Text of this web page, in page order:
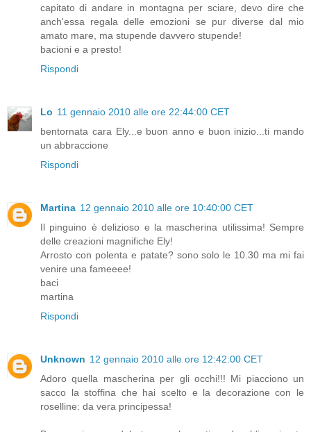
capitato di andare in montagna per sciare, devo dire che
anch'essa regala delle emozioni se pur diverse dal mio
amato mare, ma stupende davvero stupende!
bacioni e a presto!
Rispondi
Lo 11 gennaio 2010 alle ore 22:44:00 CET
bentornata cara Ely...e buon anno e buon inizio...ti mando
un abbraccione
Rispondi
Martina 12 gennaio 2010 alle ore 10:40:00 CET
Il pinguino è delizioso e la mascherina utilissima! Sempre
delle creazioni magnifiche Ely!
Arrosto con polenta e patate? sono solo le 10.30 ma mi fai
venire una fameeee!
baci
martina
Rispondi
Unknown 12 gennaio 2010 alle ore 12:42:00 CET
Adoro quella mascherina per gli occhi!!! Mi piacciono un
sacco la stoffina che hai scelto e la decorazione con le
roselline: da vera principessa!